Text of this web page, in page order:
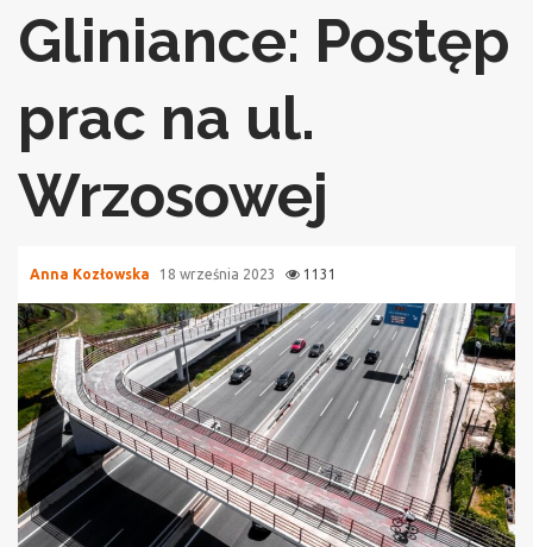
Gliniance: Postęp
prac na ul.
Wrzosowej
Anna Kozłowska 18 września 2023 1131